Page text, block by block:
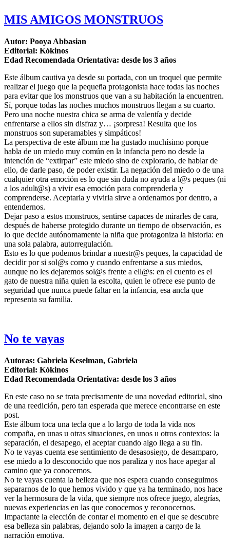
MIS AMIGOS MONSTRUOS
Autor: Pooya Abbasian
Editorial: Kókinos
Edad Recomendada Orientativa: desde los 3 años
Este álbum cautiva ya desde su portada, con un troquel que permite
realizar el juego que la pequeña protagonista hace todas las noches
para evitar que los monstruos que van a su habitación la encuentren.
Sí, porque todas las noches muchos monstruos llegan a su cuarto.
Pero una noche nuestra chica se arma de valentía y decide
enfrentarse a ellos sin disfraz y… ¡sorpresa! Resulta que los
monstruos son superamables y simpáticos!
La perspectiva de este álbum me ha gustado muchísimo porque
habla de un miedo muy común en la infancia pero no desde la
intención de “extirpar” este miedo sino de explorarlo, de hablar de
ello, de darle paso, de poder existir. La negación del miedo o de una
cualquier otra emoción es lo que sin duda no ayuda a l@s peques (ni
a los adult@s) a vivir esa emoción para comprenderla y
comprenderse. Aceptarla y vivirla sirve a ordenarnos por dentro, a
entendernos.
Dejar paso a estos monstruos, sentirse capaces de mirarles de cara,
después de haberse protegido durante un tiempo de observación, es
lo que decide autónomamente la niña que protagoniza la historia: en
una sola palabra, autorregulación.
Esto es lo que podemos brindar a nuestr@s peques, la capacidad de
decidir por si sol@s como y cuando enfrentarse a sus miedos,
aunque no les dejaremos sol@s frente a ell@s: en el cuento es el
gato de nuestra niña quien la escolta, quien le ofrece ese punto de
seguridad que nunca puede faltar en la infancia, esa ancla que
representa su familia.
No te vayas
Autoras: Gabriela Keselman, Gabriela
Editorial: Kókinos
Edad Recomendada Orientativa: desde los 3 años
En este caso no se trata precisamente de una novedad editorial, sino
de una reedición, pero tan esperada que merece encontrarse en este
post.
Este álbum toca una tecla que a lo largo de toda la vida nos
compaña, en unas u otras situaciones, en unos u otros contextos: la
separación, el desapego, el aceptar cuando algo llega a su fin.
No te vayas cuenta ese sentimiento de desasosiego, de desamparo,
ese miedo a lo desconocido que nos paraliza y nos hace apegar al
camino que ya conocemos.
No te vayas cuenta la belleza que nos espera cuando conseguimos
separarnos de lo que hemos vivido y que ya ha terminado, nos hace
ver la hermosura de la vida, que siempre nos ofrece juego, alegrías,
nuevas experiencias en las que conocernos y reconocernos.
Impactante la elección de contar el momento en el que se descubre
esa belleza sin palabras, dejando solo la imagen a cargo de la
narración emotiva.